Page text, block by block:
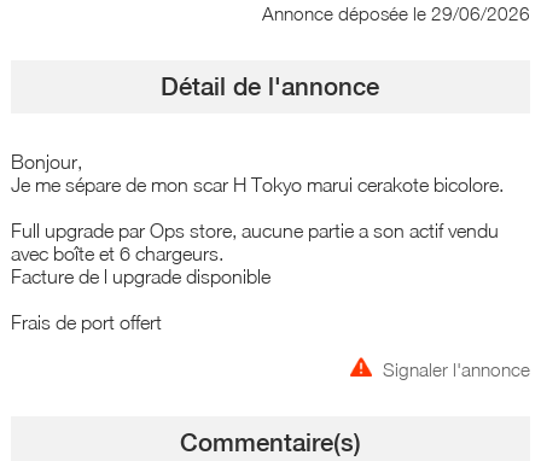
Annonce déposée le 29/06/2026
Détail de l'annonce
Bonjour,
Je me sépare de mon scar H Tokyo marui cerakote bicolore.
Full upgrade par Ops store, aucune partie a son actif vendu
avec boîte et 6 chargeurs.
Facture de l upgrade disponible
Frais de port offert
Signaler l'annonce
Commentaire(s)